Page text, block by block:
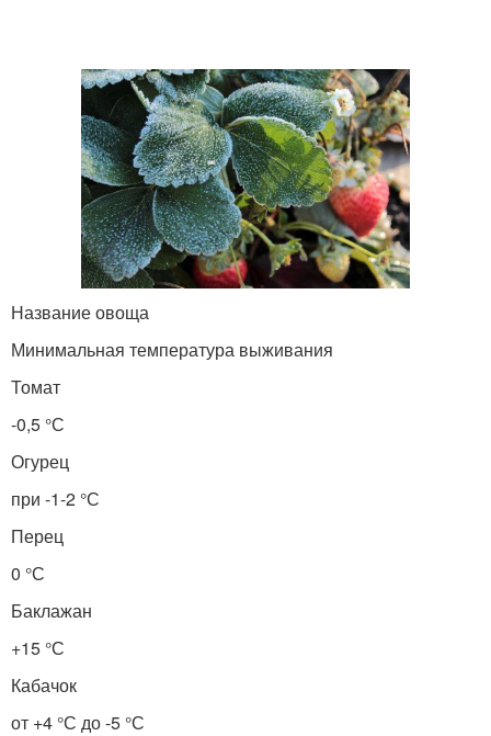
Название овоща
Минимальная температура выживания
Томат
-0,5 °С
Огурец
при -1-2 °С
Перец
0 °С
Баклажан
+15 °С
Кабачок
от +4 °С до -5 °С